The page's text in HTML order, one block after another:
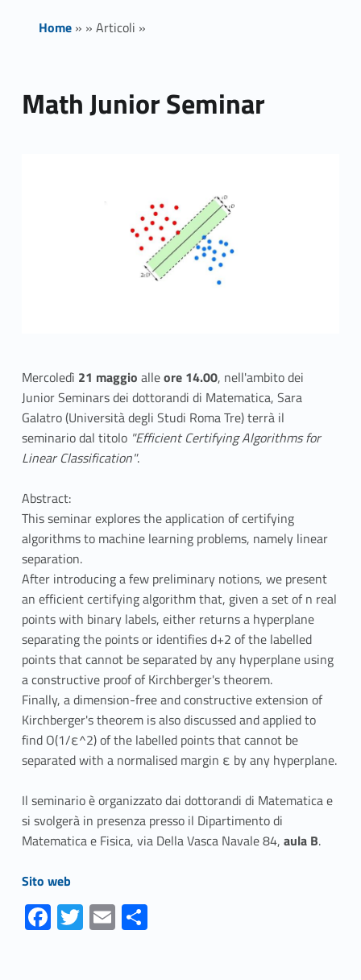
Home» » Articoli »
Math Junior Seminar
Mercoledì 21 maggio alleore 14.00, nell'ambito dei
Junior Seminars dei dottorandi di Matematica, Sara
Galatro (Università degli Studi Roma Tre) terrà il
seminario dal titolo "Efficient Certifying Algorithms for
Linear Classification".
Abstract:
This seminar explores the application of certifying
algorithms to machine learning problems, namely linear
separation.
After introducing a few preliminary notions, we present
an efficient certifying algorithm that, given a set of n real
points with binary labels, either returns a hyperplane
separating the points or identifies d+2 of the labelled
points that cannot be separated by any hyperplane using
a constructive proof of Kirchberger's theorem.
Finally, a dimension-free and constructive extension of
Kirchberger's theorem is also discussed and applied to
find O(1/ε^2) of the labelled points that cannot be
separated with a normalised margin ε by any hyperplane.
Il seminario è organizzato dai dottorandi di Matematica e
si svolgerà in presenza presso il Dipartimento di
Matematica e Fisica, via Della Vasca Navale 84, aula B.
Link identifier #identifier__139709-1
Sito web
Fa
ce
T
w
E
m
S
h